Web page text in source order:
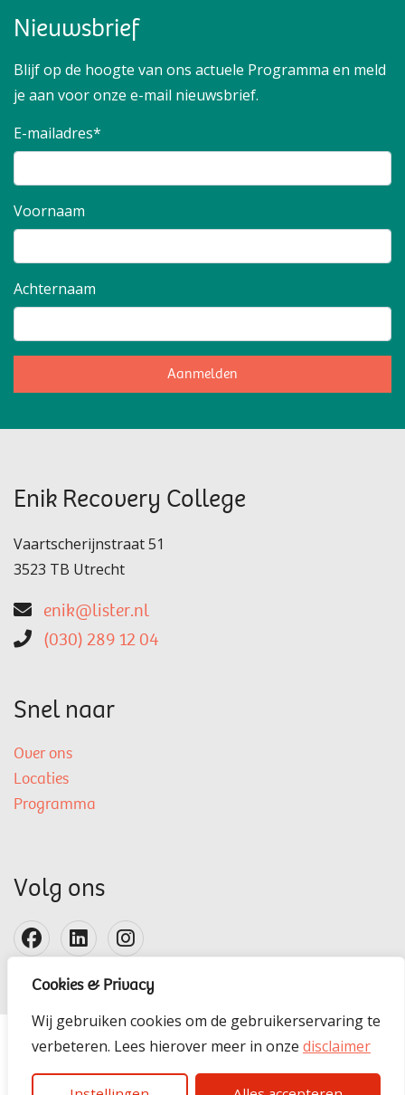
Cookies & Privacy
Wij gebruiken cookies om de gebruikerservaring te
verbeteren. Lees hierover meer in onze disclaimer
Nieuwsbrief
Blijf op de hoogte van ons actuele Programma en meld
je aan voor onze e-mail nieuwsbrief.
E-mailadres*
Voornaam
Achternaam
Aanmelden
Enik Recovery College
Vaartscherijnstraat 51
3523 TB Utrecht
enik@lister.nl
(030) 289 12 04
Snel naar
Over ons
Locaties
Programma
Volg ons
Disclaimer